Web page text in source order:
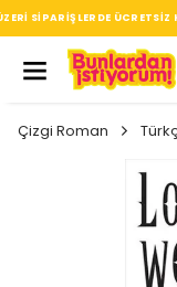
SEÇTIĞIN
Çizgi Roman